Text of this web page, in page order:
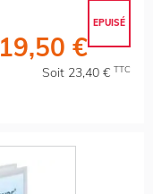
EPUISÉ
19,50 €
Soit 23,40 € TTC